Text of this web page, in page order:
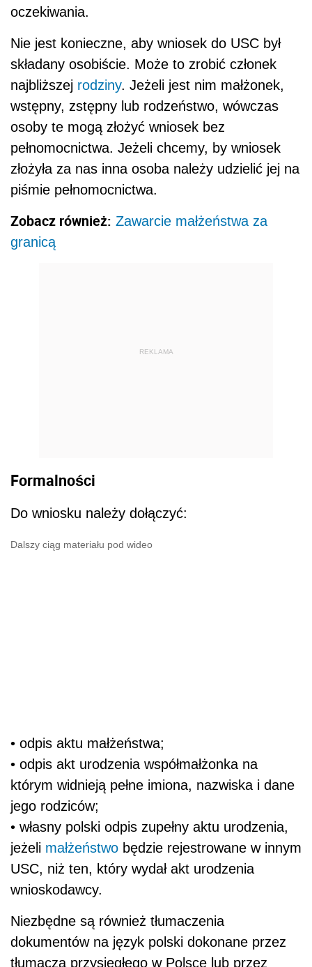
oczekiwania.
Nie jest konieczne, aby wniosek do USC był
składany osobiście. Może to zrobić członek
najbliższej rodziny. Jeżeli jest nim małżonek,
wstępny, zstępny lub rodzeństwo, wówczas
osoby te mogą złożyć wniosek bez
pełnomocnictwa. Jeżeli chcemy, by wniosek
złożyła za nas inna osoba należy udzielić jej na
piśmie pełnomocnictwa.
Zobacz również: Zawarcie małżeństwa za
granicą
REKLAMA
Formalności
Do wniosku należy dołączyć:
Dalszy ciąg materiału pod wideo
• odpis aktu małżeństwa;
• odpis akt urodzenia współmałżonka na
którym widnieją pełne imiona, nazwiska i dane
jego rodziców;
• własny polski odpis zupełny aktu urodzenia,
jeżeli małżeństwo będzie rejestrowane w innym
USC, niż ten, który wydał akt urodzenia
wnioskodawcy.
Niezbędne są również tłumaczenia
dokumentów na język polski dokonane przez
tłumacza przysięgłego w Polsce lub przez